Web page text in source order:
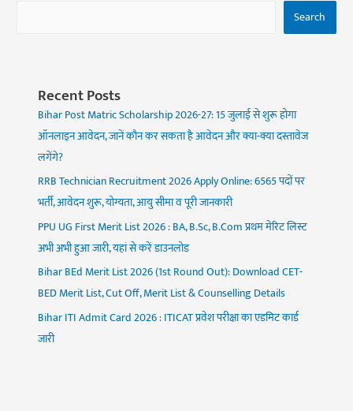
Search
Recent Posts
Bihar Post Matric Scholarship 2026-27: 15 जुलाई से शुरू होगा
ऑनलाइन आवेदन, जानें कौन कर सकता है आवेदन और क्या-क्या दस्तावेज
लगेंगे?
RRB Technician Recruitment 2026 Apply Online: 6565 पदों पर
भर्ती, आवेदन शुरू, योग्यता, आयु सीमा व पूरी जानकारी
PPU UG First Merit List 2026 : BA, B.Sc, B.Com प्रथम मेरिट लिस्ट
अभी अभी हुआ जारी, यहां से करें डाउनलोड
Bihar BEd Merit List 2026 (1st Round Out): Download CET-
BED Merit List, Cut Off, Merit List & Counselling Details
Bihar ITI Admit Card 2026 : ITICAT प्रवेश परीक्षा का एडमिट कार्ड
जारी